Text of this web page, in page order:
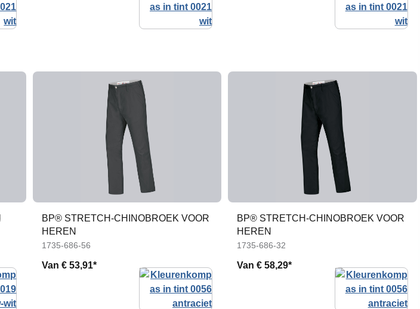
BP® STRETCH-CHINOBROEK VOOR
HEREN
1735-686-56
Van € 53,91*
BP® STRETCH-CHINOBROEK VOOR
HEREN
1735-686-32
Van€ 58,29*